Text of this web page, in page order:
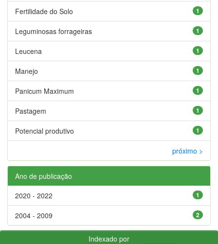
1
Fertilidade do Solo
1
Leguminosas forrageiras
1
Leucena
1
Manejo
1
Panicum Maximum
1
Pastagem
1
Potencial produtivo
próximo >
Ano de publicação
1
2020 - 2022
2
2004 - 2009
Indexado por